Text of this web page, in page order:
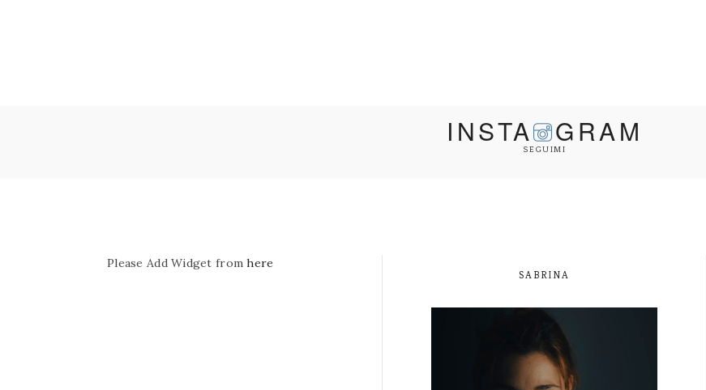
INSTA GRAM
SEGUIMI
Please Add Widget fromhere
SABRINA